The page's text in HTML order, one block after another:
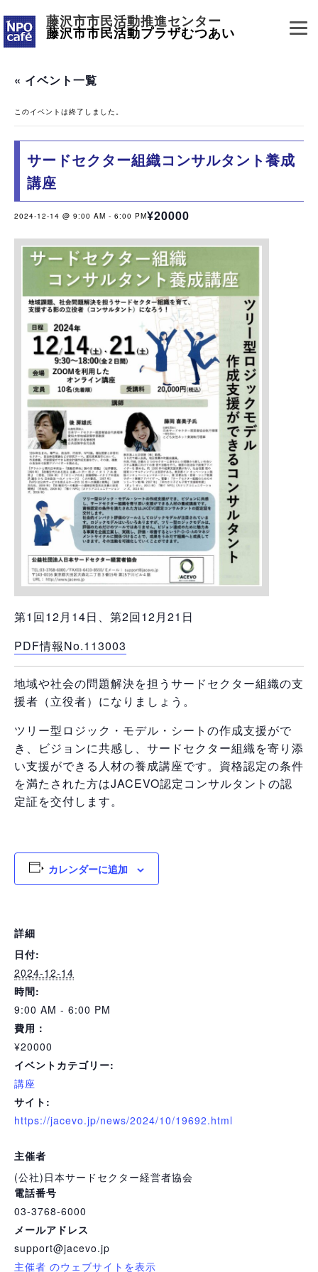
藤沢市市民活動推進センター
藤沢市市民活動プラザむつあい
« イベント一覧
このイベントは終了しました。
サードセクター組織コンサルタント養成
講座
2024-12-14 @ 9:00 AM - 6:00 PM¥20000
第1回12月14日、第2回12月21日
PDF情報No.113003
地域や社会の問題解決を担うサードセクター組織の支
援者（立役者）になりましょう。
ツリー型ロジック・モデル・シートの作成支援がで
き、ビジョンに共感し、サードセクター組織を寄り添
い支援ができる人材の養成講座です。資格認定の条件
を満たされた方はJACEVO認定コンサルタントの認
定証を交付します。
カレンダーに追加
詳細
日付:
2024-12-14
時間:
9:00 AM - 6:00 PM
費用：
¥20000
イベントカテゴリー:
講座
サイト:
https://jacevo.jp/news/2024/10/19692.html
主催者
(公社)日本サードセクター経営者協会
電話番号
03-3768-6000
メールアドレス
support@jacevo.jp
主催者 のウェブサイトを表示